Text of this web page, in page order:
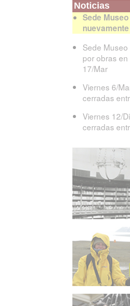
Noticias
Sede
nuevamente
Sede
por obras
17/Mar
Viernes 6/
cerradas
Viernes 12/
cerradas